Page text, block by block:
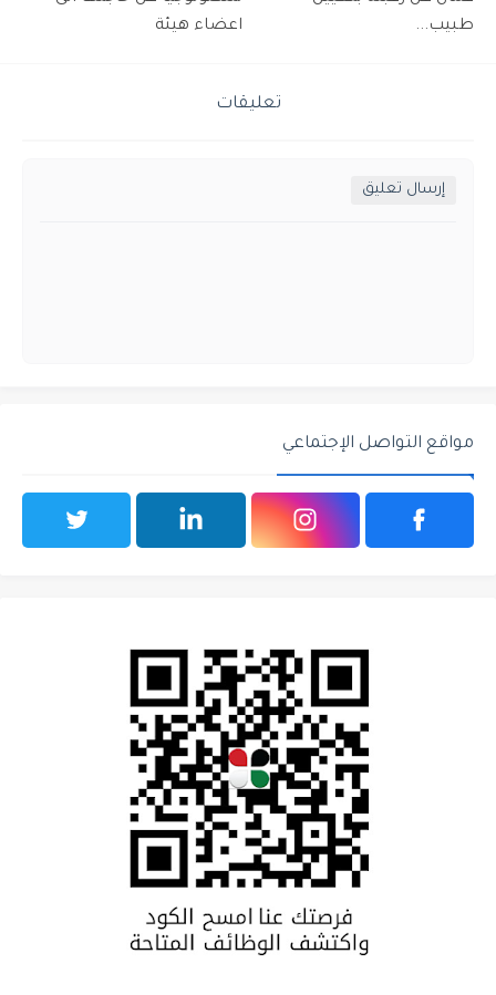
طبيب...
اعضاء هيئة
تعليقات
إرسال تعليق
مواقع التواصل الإجتماعي